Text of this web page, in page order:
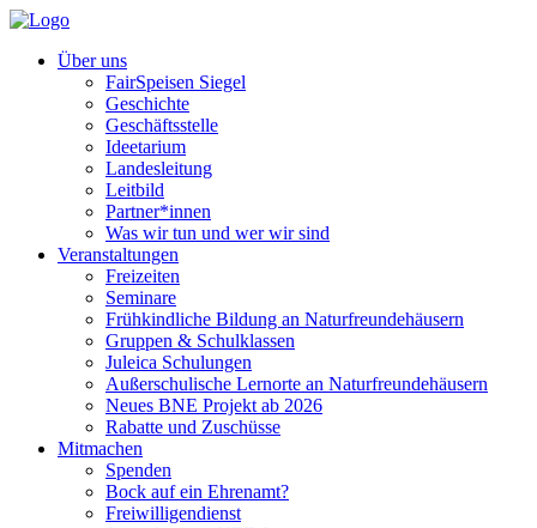
Über uns
FairSpeisen Siegel
Geschichte
Geschäftsstelle
Ideetarium
Landesleitung
Leitbild
Partner*innen
Was wir tun und wer wir sind
Veranstaltungen
Freizeiten
Seminare
Frühkindliche Bildung an Naturfreundehäusern
Gruppen & Schulklassen
Juleica Schulungen
Außerschulische Lernorte an Naturfreundehäusern
Neues BNE Projekt ab 2026
Rabatte und Zuschüsse
Mitmachen
Spenden
Bock auf ein Ehrenamt?
Freiwilligendienst